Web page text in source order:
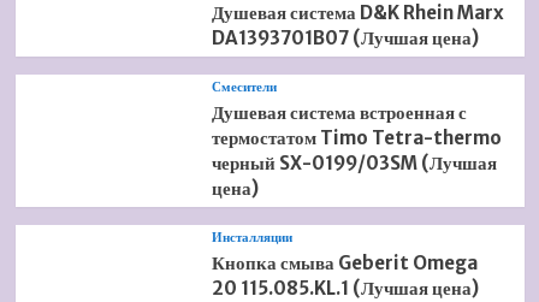
Душевая система D&K Rhein Marx
DA1393701B07 (Лучшая цена)
Смесители
Душевая система встроенная с
термостатом Timo Tetra-thermo
черный SX-0199/03SM (Лучшая
цена)
Инсталляции
Кнопка смыва Geberit Omega
20 115.085.KL.1 (Лучшая цена)